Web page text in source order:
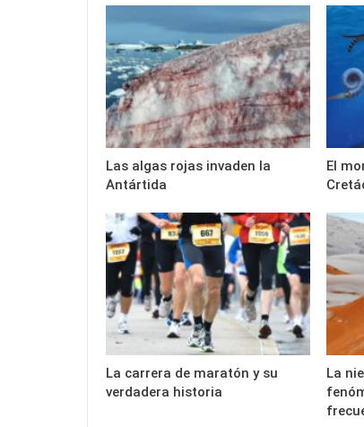
Las algas rojas invaden la
Antártida
El
La carrera de maratón y su
verdadera historia
La